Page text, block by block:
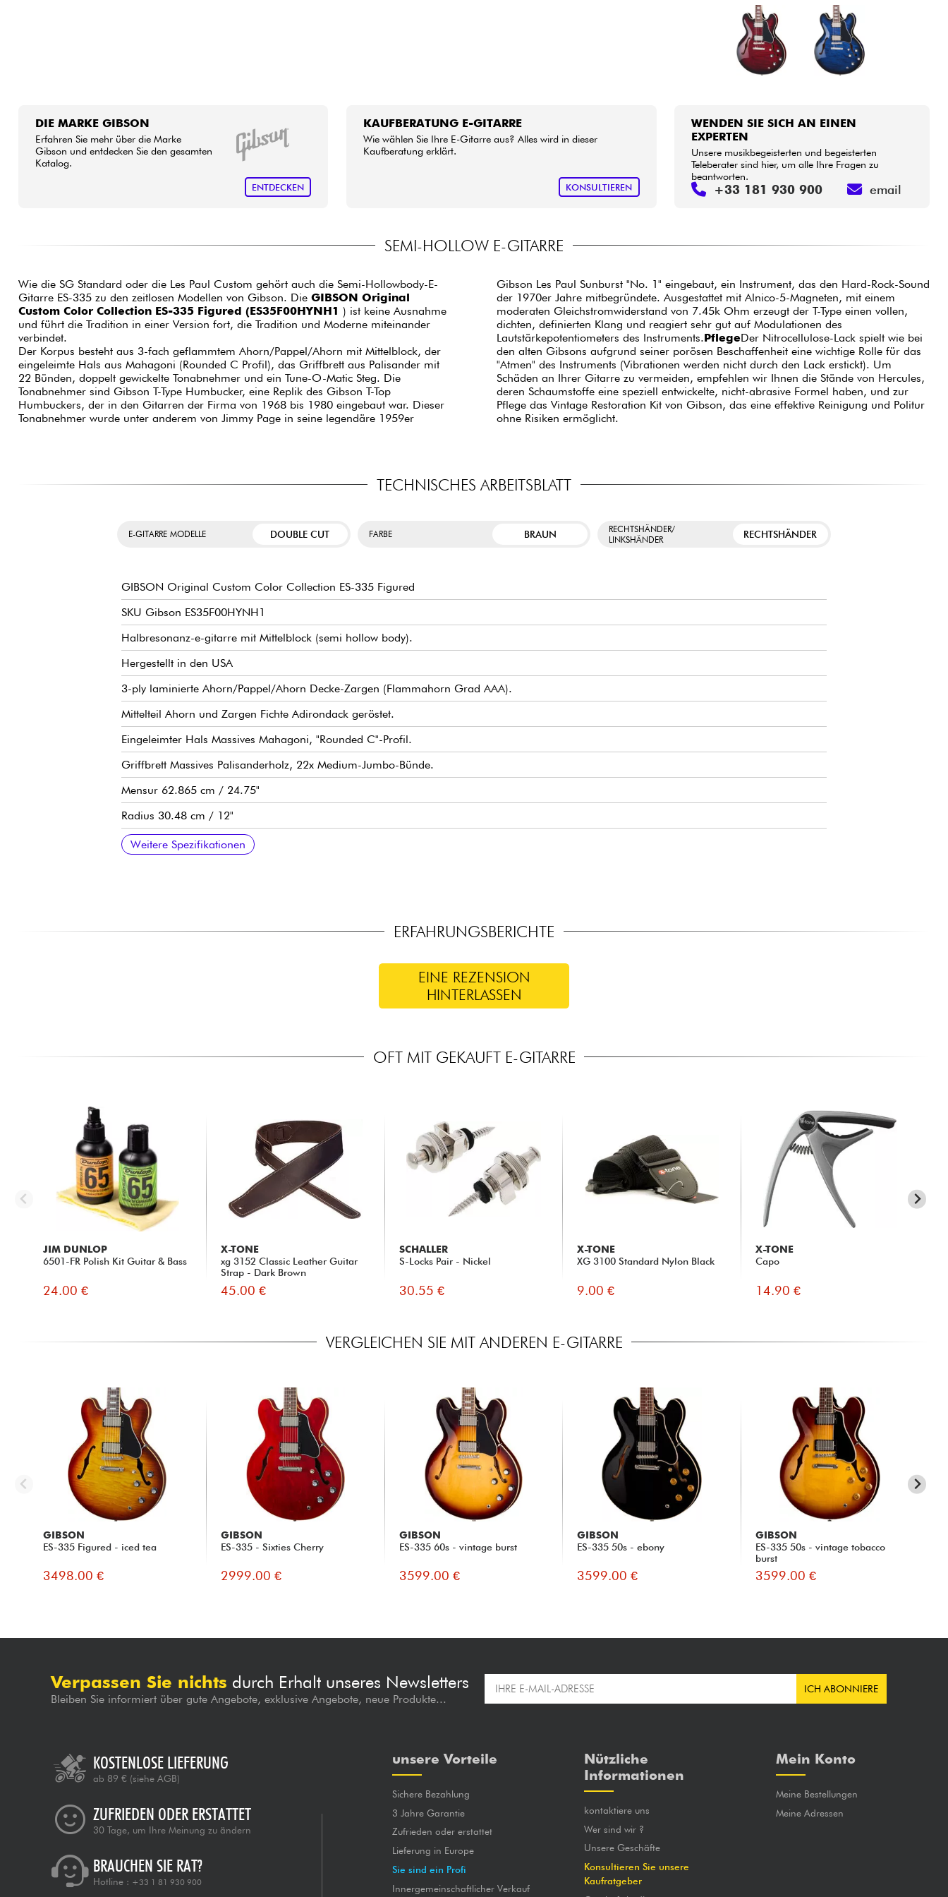
DIE MARKE GIBSON
Erfahren Sie mehr über die Marke
Gibson und entdecken Sie den gesamten
Katalog.
ENTDECKEN
KAUFBERATUNG E-GITARRE
Wie wählen Sie Ihre E-Gitarre aus? Alles wird in dieser
Kaufberatung erklärt.
KONSULTIEREN
WENDEN SIE SICH AN EINEN
EXPERTEN
Unsere musikbegeisterten und begeisterten
Teleberater sind hier, um alle Ihre Fragen zu
beantworten.
+33 181 930 900 email
SEMI-HOLLOW E-GITARRE
Wie die SG Standard oder die Les Paul Custom gehört auch die Semi-Hollowbody-E-
Gitarre ES-335 zu den zeitlosen Modellen von Gibson. Die GIBSON Original
Custom Color Collection ES-335 Figured (ES35F00HYNH1 ) ist keine Ausnahme
und führt die Tradition in einer Version fort, die Tradition und Moderne miteinander
verbindet.
Der Korpus besteht aus 3-fach geflammtem Ahorn/Pappel/Ahorn mit Mittelblock, der
eingeleimte Hals aus Mahagoni (Rounded C Profil), das Griffbrett aus Palisander mit
22 Bünden, doppelt gewickelte Tonabnehmer und ein Tune-O-Matic Steg. Die
Tonabnehmer sind Gibson T-Type Humbucker, eine Replik des Gibson T-Top
Humbuckers, der in den Gitarren der Firma von 1968 bis 1980 eingebaut war. Dieser
Tonabnehmer wurde unter anderem von Jimmy Page in seine legendäre 1959er
Gibson Les Paul Sunburst "No. 1" eingebaut, ein Instrument, das den Hard-Rock-Sound
der 1970er Jahre mitbegründete. Ausgestattet mit Alnico-5-Magneten, mit einem
moderaten Gleichstromwiderstand von 7.45k Ohm erzeugt der T-Type einen vollen,
dichten, definierten Klang und reagiert sehr gut auf Modulationen des
Lautstärkepotentiometers des Instruments.PflegeDer Nitrocellulose-Lack spielt wie bei
den alten Gibsons aufgrund seiner porösen Beschaffenheit eine wichtige Rolle für das
"Atmen" des Instruments (Vibrationen werden nicht durch den Lack erstickt). Um
Schäden an Ihrer Gitarre zu vermeiden, empfehlen wir Ihnen die Stände von Hercules,
deren Schaumstoffe eine speziell entwickelte, nicht-abrasive Formel haben, und zur
Pflege das Vintage Restoration Kit von Gibson, das eine effektive Reinigung und Politur
ohne Risiken ermöglicht.
TECHNISCHES ARBEITSBLATT
E-GITARRE MODELLE DOUBLE CUT FARBE BRAUN
RECHTSHÄNDER/
LINKSHÄNDER
RECHTSHÄNDER
GIBSON Original Custom Color Collection ES-335 Figured
SKU Gibson ES35F00HYNH1
Halbresonanz-e-gitarre mit Mittelblock (semi hollow body).
Hergestellt in den USA
3-ply laminierte Ahorn/Pappel/Ahorn Decke-Zargen (Flammahorn Grad AAA).
Mittelteil Ahorn und Zargen Fichte Adirondack geröstet.
Eingeleimter Hals Massives Mahagoni, "Rounded C"-Profil.
Griffbrett Massives Palisanderholz, 22x Medium-Jumbo-Bünde.
Mensur 62.865 cm / 24.75"
Radius 30.48 cm / 12"
Halsbreite bis zum Sattel 4.2863 cm / 1.6875"
Breite Hals Bund 5.2375 cm / 2.062"
Halsdicke am Sattel 21.59 mm / .850".
Halsdicke am 12. Bund 24.13 mm / .950"
Humbucker-tonabnehmer Gibson Calibrated T-Type Alnico 5
1 Volume pro Pickup, 1 Tone pro Pickup, 3-Positionen Tonabnehmerwahlschalter.
Orange Drop-Kapazitäten
Gibson Tune-O-Matic ABR-1 Steg
Gibson Aluminum Stop Bar Saitenhalter
Vintage Deluxe stimmmechaniken w/ Keystone Buttons
Graph Tech Sattel
Hochglanz Nitrocellulose-Lackierung
Wird mit Gibson Memphis koffer verkauft.
Empfohlene Saitenstärken 10.46, 10.52
Weitere Spezifikationen
ERFAHRUNGSBERICHTE
EINE REZENSION
HINTERLASSEN
OFT MIT GEKAUFT E-GITARRE
JIM DUNLOP
6501-FR Polish Kit Guitar & Bass
24.00 €
X-TONE
xg 3152 Classic Leather Guitar
Strap - Dark Brown
45.00 €
SCHALLER
S-Locks Pair - Nickel
30.55 €
X-TONE
XG 3100 Standard Nylon Black
9.00 €
X-TONE
Capo
14.90 €
VERGLEICHEN SIE MIT ANDEREN E-GITARRE
GIBSON
ES-335 Figured - iced tea
3498.00 €
GIBSON
ES-335 - Sixties Cherry
2999.00 €
GIBSON
ES-335 60s - vintage burst
3599.00 €
GIBSON
ES-335 50s - ebony
3599.00 €
GIBSON
ES-335 50s - vintage tobacco
burst
3599.00 €
Verpassen Sie nichts durch Erhalt unseres Newsletters
Bleiben Sie informiert über gute Angebote, exklusive Angebote, neue Produkte...
ICH ABONNIERE
KOSTENLOSE LIEFERUNG
ab 89 € (siehe AGB)
ZUFRIEDEN ODER ERSTATTET
30 Tage, um Ihre Meinung zu ändern
BRAUCHEN SIE RAT?
Hotline : +33 1 81 930 900
unsere Vorteile
Sichere Bezahlung
3 Jahre Garantie
Zufrieden oder erstattet
Lieferung in Europe
Sie sind ein Profi
Innergemeinschaftlicher Verkauf
Nützliche
Informationen
kontaktiere uns
Wer sind wir ?
Unsere Geschäfte
Konsultieren Sie unsere
Kaufratgeber
Mein Konto
Meine Bestellungen
Meine Adressen